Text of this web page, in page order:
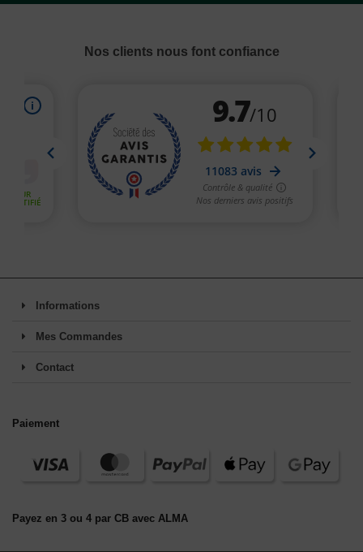
Nos clients nous font confiance
Informations
Mes Commandes
Contact
Paiement
Payez en 3 ou 4 par CB avec ALMA